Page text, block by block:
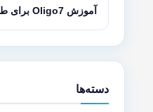
آموزش Oligo7 برای طراحی پرایمر
دسته‌ها